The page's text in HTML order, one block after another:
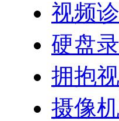
视频
硬盘
拥抱
摄像